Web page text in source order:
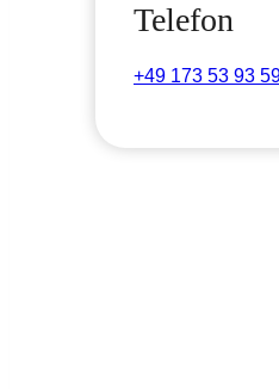
Telefon
+49 173 53 93